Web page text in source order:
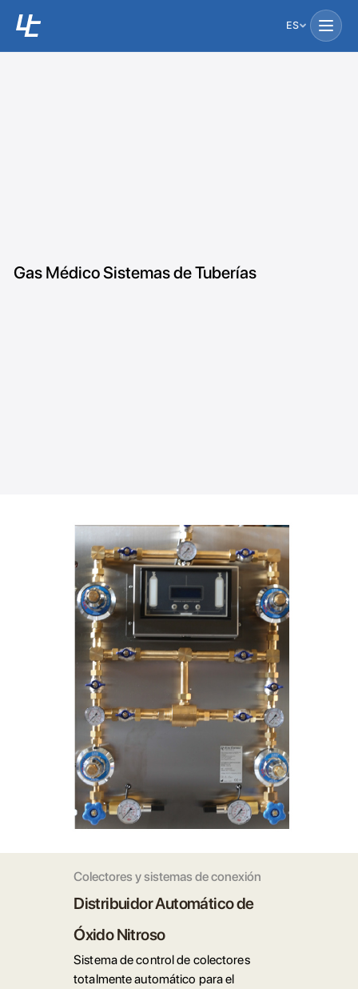
ES
Gas Médico Sistemas de Tuberías
Colectores y sistemas de conexión
Distribuidor Automático de
Óxido Nitroso
Sistema de control de colectores
totalmente automático para el